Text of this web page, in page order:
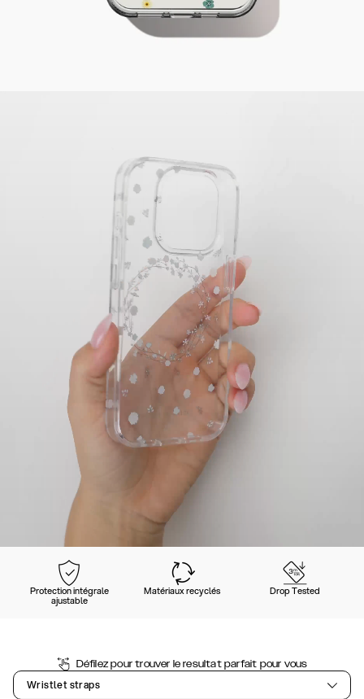
Protection intégrale
ajustable
Matériaux recyclés Drop Tested
Défilez pour trouver le resultat parfait pour vous
Wristlet straps